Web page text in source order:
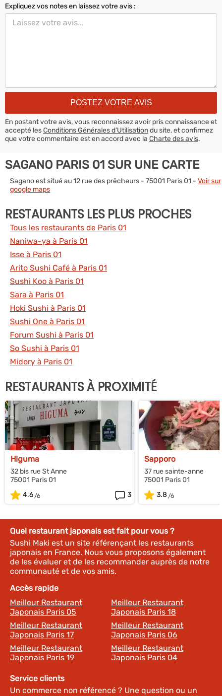
Expliquez vos notes en laissez votre avis :
En postant votre avis, vous reconnaissez avoir pris connaissance et
accepté lesConditions Générales d’Utilisationdu site, et confirmez
que votre commentaire est en accord avec la Charte des avis.
SAGANO PARIS 01 SUR UNE CARTE
Sagano est situé au 12 rue des prêcheurs - 75001 Paris 01 - Voir sur
google maps
RESTAURANTS LES PLUS PROCHES
Tous les restaurants de Paris 01
Naniwa-ya à Paris 01
Isse à Paris 01
Arito Sushi Café à Paris 01
Sushi Koo à Paris 01
Sara à Paris 01
Hoki Sushi à Paris 01
Sushi One à Paris 01
Forum Sushi à Paris 01
So Sushi à Paris 01
Midory à Paris 01
RESTAURANTS À PROXIMITÉ
Higuma
32 bis rue St Anne
75001 Paris 01
4.6
3
Sapporo
37 rue sainte-anne
75001 Paris 01
3.8
Quel restaurant japonais est fait pour vous ?
Sushi Maki est un site référençant les restaurants
japonais en France. Nous vous proposons également
de les évaluer et de les recommander auprès de notre
communauté et de vos amis.
Accès rapide
Meilleur Restaurant
Japonais Paris 05
Meilleur Restaurant
Japonais Paris 18
Meilleur Restaurant
Japonais Paris 17
Meilleur Restaurant
Japonais Paris 06
Meilleur Restaurant
Japonais Paris 19
Meilleur Restaurant
Japonais Paris 04
Service clients
Un commerce non référencé ? Une question ou un